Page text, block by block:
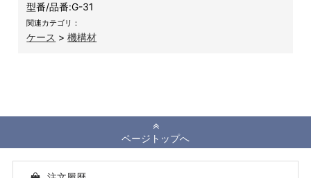
型番/品番:G-31
関連カテゴリ：
ケース >機構材
ページトップへ